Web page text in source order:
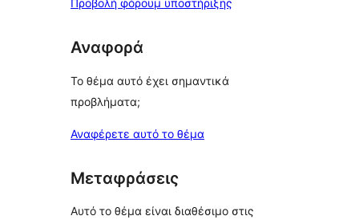
Προβολή φόρουμ υποστήριξης
Αναφορά
Το θέμα αυτό έχει σημαντικά
προβλήματα;
Αναφέρετε αυτό το θέμα
Μεταφράσεις
Αυτό το θέμα είναι διαθέσιμο στις